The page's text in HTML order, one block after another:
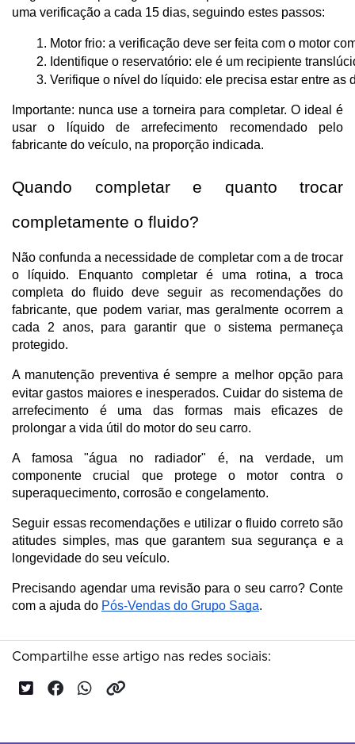
uma verificação a cada 15 dias, seguindo estes passos:
Motor frio: a verificação deve ser feita com o motor
Identifique o reservatório: ele é um recipiente
Verifique o nível do líquido: ele precisa estar entre as
Importante: nunca use a torneira para completar. O ideal é
usar o líquido de arrefecimento recomendado pelo
fabricante do veículo, na proporção indicada.
Quando completar e quanto trocar
completamente o fluido?
Não confunda a necessidade de completar com a de trocar
o líquido. Enquanto completar é uma rotina, a troca
completa do fluido deve seguir as recomendações do
fabricante, que podem variar, mas geralmente ocorrem a
cada 2 anos, para garantir que o sistema permaneça
protegido.
A manutenção preventiva é sempre a melhor opção para
evitar gastos maiores e inesperados. Cuidar do sistema de
arrefecimento é uma das formas mais eficazes de
prolongar a vida útil do motor do seu carro.
A famosa "água no radiador" é, na verdade, um
componente crucial que protege o motor contra o
superaquecimento, corrosão e congelamento.
Seguir essas recomendações e utilizar o fluido correto são
atitudes simples, mas que garantem sua segurança e a
longevidade do seu veículo.
Precisando agendar uma revisão para o seu carro? Conte
com a ajuda do Pós-Vendas do Grupo Saga.
Compartilhe esse artigo nas redes sociais: